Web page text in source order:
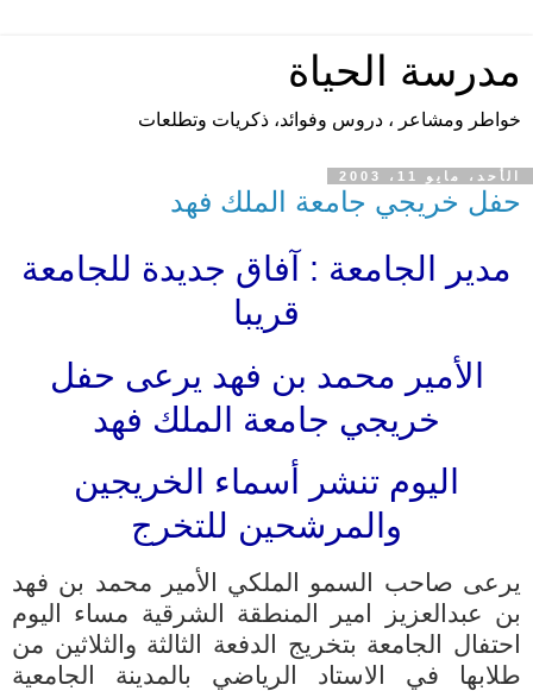
مدرسة الحياة
خواطر ومشاعر ، دروس وفوائد، ذكريات وتطلعات
الأحد، مايو 11، 2003
حفل خريجي جامعة الملك فهد
مدير الجامعة : آفاق جديدة للجامعة
قريبا
الأمير محمد بن فهد يرعى حفل
خريجي جامعة الملك فهد
اليوم تنشر أسماء الخريجين
والمرشحين للتخرج
يرعى صاحب السمو الملكي الأمير محمد بن فهد
بن عبدالعزيز امير المنطقة الشرقية مساء اليوم
احتفال الجامعة بتخريج الدفعة الثالثة والثلاثين من
طلابها في الاستاد الرياضي بالمدينة الجامعية